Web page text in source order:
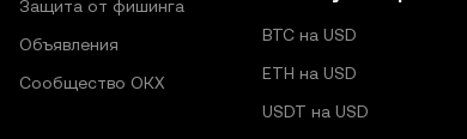
Защита от фишинга
Объявления
Сообщество ОКХ
BTC на USD
ETH на USD
USDT на USD